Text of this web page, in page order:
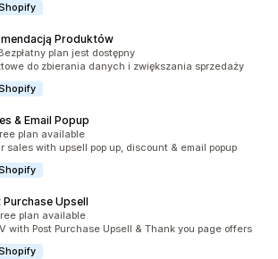
Produktów
recenzji: 432plan jest dostępny
do zbierania danych i zwiększania sprzedaży
& Email Popup
recenzji: 101
plan available
sales with upsell pop up, discount & email popup
Purchase Upsell
recenzji: 135
plan available
with Post Purchase Upsell & Thank you page offers